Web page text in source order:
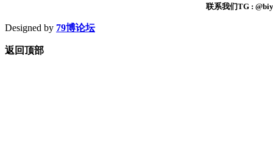
联系我们TG :
Designed by 79博论坛
返回顶部